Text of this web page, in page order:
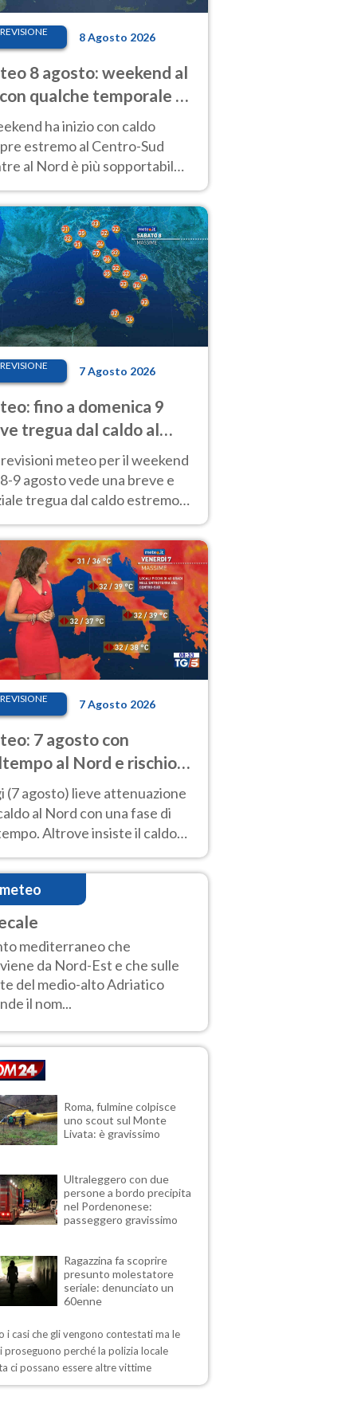
8 Agosto 2026
8 agosto: weekend al
qualche temporale e
estremo al Centro-Sud
ha inizio con caldo
estremo al Centro-Sud
al Nord è più sopportabile
sui rilievi.
7 Agosto 2026
fino a domenica 9
tregua dal caldo al
Altrove calura e afa
meteo per il weekend
9 agosto vede una breve e
tregua dal caldo estremo
7 Agosto 2026
7 agosto con
al Nord e rischio
Altrove caldo
(7 agosto) lieve attenuazione
al Nord con una fase di
Altrove insiste il caldo
con picchi di 40°C. Le
mediterraneo che
da Nord-Est e che sulle
del medio-alto Adriatico
il nom...
Roma, fulmine colpisce
uno scout sul Monte
Livata: è gravissimo
Ultraleggero con due
persone a bordo precipita
nel Pordenonese:
passeggero gravissimo
Ragazzina fa scoprire
presunto molestatore
seriale: denunciato un
60enne
i casi che gli vengono contestati ma le
proseguono perché la polizia locale
ci possano essere altre vittime